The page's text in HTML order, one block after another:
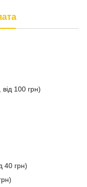
100 грн)
40 грн)